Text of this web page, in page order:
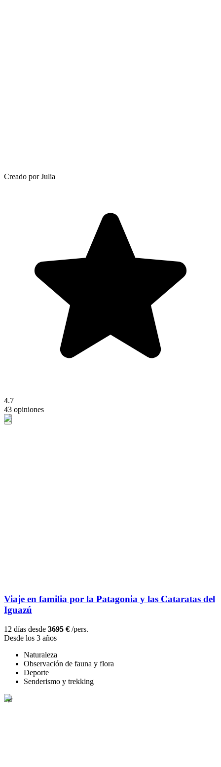
Creado por Julia
4.7
43 opiniones
Viaje en familia por la Patagonia y las Cataratas del
Iguazú
12 días desde 3695 € /pers.
Desde los 3 años
Naturaleza
Observación de fauna y flora
Deporte
Senderismo y trekking